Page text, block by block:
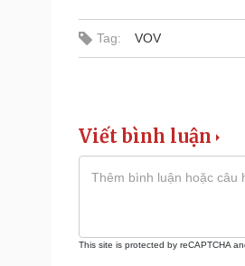
Tag: VOV
Viết bình luận
This site is protected by reCAPTCHA